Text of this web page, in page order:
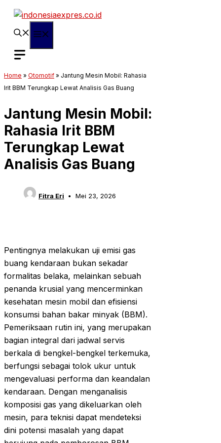
Langsung
Home » Otomotif » Jantung Mesin Mobil: Rahasia
Irit BBM Terungkap Lewat Analisis Gas Buang
Jantung Mesin Mobil:
Rahasia Irit BBM
Terungkap Lewat
Analisis Gas Buang
Fitra Eri Mei 23, 2026
Pentingnya melakukan uji emisi gas
buang kendaraan bukan sekadar
formalitas belaka, melainkan sebuah
penanda krusial yang mencerminkan
kesehatan mesin mobil dan efisiensi
konsumsi bahan bakar minyak (BBM).
Pemeriksaan rutin ini, yang merupakan
bagian integral dari jadwal servis
berkala di bengkel-bengkel terkemuka,
berfungsi sebagai tolok ukur untuk
mengevaluasi performa dan keandalan
kendaraan. Dengan menganalisis
komposisi gas yang dikeluarkan oleh
mesin, para teknisi dapat mendeteksi
dini potensi masalah yang dapat